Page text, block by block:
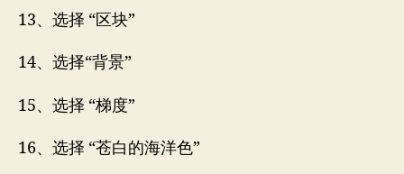
13、选择 “区块”
14、选择“背景”
15、选择 “梯度”
16、选择 “苍白的海洋色”